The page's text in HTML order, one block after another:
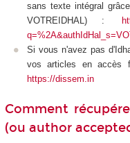
sans texte intégral
VOTREIDHAL) :
Si vous n'avez pas
vos articles en accès
https://dissem.in
Comment
(ou author